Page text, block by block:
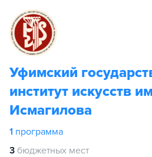
Уфимский
институт искусств
Исмагилова
1 программа
3 бюджетных мест